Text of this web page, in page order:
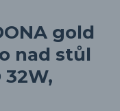
gold
nad stůl
32W,